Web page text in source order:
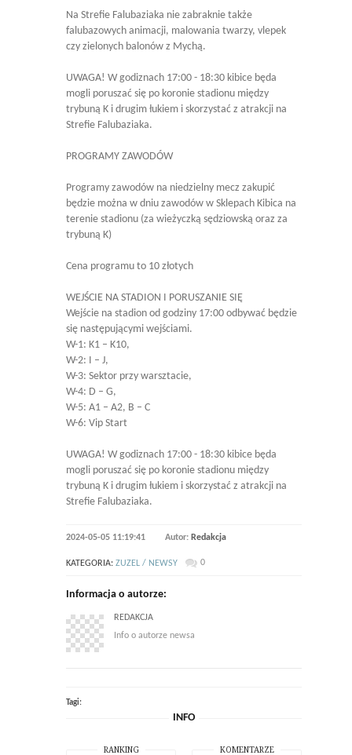
Na Strefie Falubaziaka nie zabraknie także
falubazowych animacji, malowania twarzy, vlepek
czy zielonych balonów z Mychą.
UWAGA! W godiznach 17:00 - 18:30 kibice będa
mogli poruszać się po koronie stadionu między
trybuną K i drugim łukiem i skorzystać z atrakcji na
Strefie Falubaziaka.
PROGRAMY ZAWODÓW
Programy zawodów na niedzielny mecz zakupić
będzie można w dniu zawodów w Sklepach Kibica na
terenie stadionu (za wieżyczką sędziowską oraz za
trybuną K)
Cena programu to 10 złotych
WEJŚCIE NA STADION I PORUSZANIE SIĘ
Wejście na stadion od godziny 17:00 odbywać będzie
się następującymi wejściami.
W-1: K1 – K10,
W-2: I – J,
W-3: Sektor przy warsztacie,
W-4: D – G,
W-5: A1 – A2, B – C
W-6: Vip Start
UWAGA! W godiznach 17:00 - 18:30 kibice będa
mogli poruszać się po koronie stadionu między
trybuną K i drugim łukiem i skorzystać z atrakcji na
Strefie Falubaziaka.
2024-05-05 11:19:41 Autor: Redakcja
KATEGORIA: ZUZEL / NEWSY 0
Informacja o autorze:
REDAKCJA
Info o autorze newsa
Tagi:
INFO
RANKING KOMENTARZE